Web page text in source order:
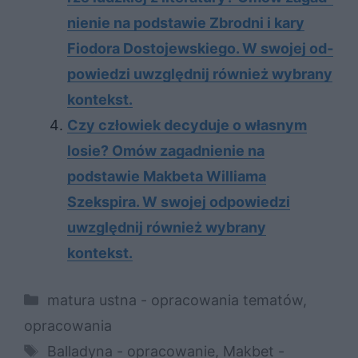
nie­nie na pod­sta­wie Zbrod­ni i kary
Fio­do­ra Do­sto­jew­skie­go. W swo­jej od­
po­wie­dzi uwzględ­nij rów­nież wy­bra­ny
kon­tekst.
Czy człowiek decyduje o własnym
losie? Omów zagadnienie na
podstawie Makbeta Williama
Szekspira. W swojej odpowiedzi
uwzględnij również wybrany
kontekst.
Kategorie
matura ustna - opracowania tematów,
opracowania
Tagi
Balladyna - opracowanie, Makbet -